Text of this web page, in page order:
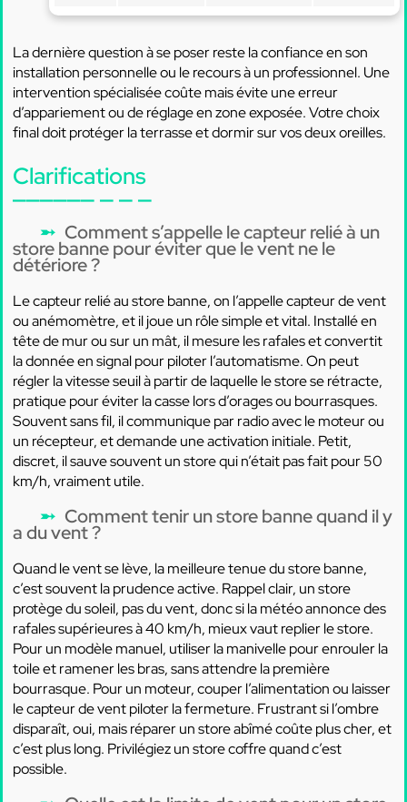
La dernière question à se poser reste la confiance en son
installation personnelle ou le recours à un professionnel. Une
intervention spécialisée coûte mais évite une erreur
d’appariement ou de réglage en zone exposée. Votre choix
final doit protéger la terrasse et dormir sur vos deux oreilles.
Clarifications
Comment s’appelle le capteur relié à un
store banne pour éviter que le vent ne le
détériore ?
Le capteur relié au store banne, on l’appelle capteur de vent
ou anémomètre, et il joue un rôle simple et vital. Installé en
tête de mur ou sur un mât, il mesure les rafales et convertit
la donnée en signal pour piloter l’automatisme. On peut
régler la vitesse seuil à partir de laquelle le store se rétracte,
pratique pour éviter la casse lors d’orages ou bourrasques.
Souvent sans fil, il communique par radio avec le moteur ou
un récepteur, et demande une activation initiale. Petit,
discret, il sauve souvent un store qui n’était pas fait pour 50
km/h, vraiment utile.
Comment tenir un store banne quand il y
a du vent ?
Quand le vent se lève, la meilleure tenue du store banne,
c’est souvent la prudence active. Rappel clair, un store
protège du soleil, pas du vent, donc si la météo annonce des
rafales supérieures à 40 km/h, mieux vaut replier le store.
Pour un modèle manuel, utiliser la manivelle pour enrouler la
toile et ramener les bras, sans attendre la première
bourrasque. Pour un moteur, couper l’alimentation ou laisser
le capteur de vent piloter la fermeture. Frustrant si l’ombre
disparaît, oui, mais réparer un store abîmé coûte plus cher, et
c’est plus long. Privilégiez un store coffre quand c’est
possible.